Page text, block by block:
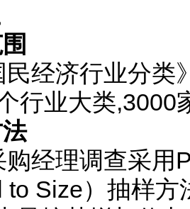
经济行业分类
行业大类,3000
经理调查采用
to Size）抽样